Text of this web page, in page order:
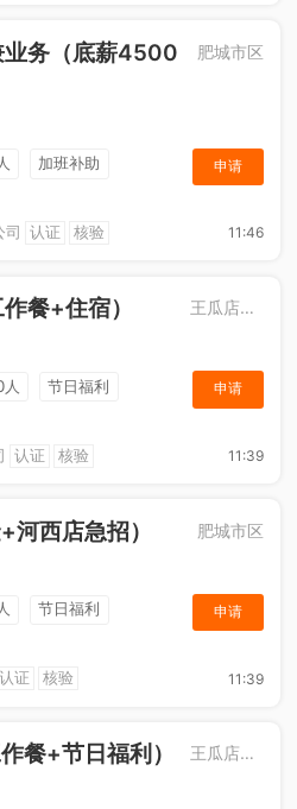
业务（底薪4500
肥城市区
加班补助
申请
司 认证 核验 11:46
餐+住宿） 王瓜店街道
节日福利
申请
认证 核验 11:39
河西店急招） 肥城市区
节日福利
申请
认证 核验 11:39
餐+节日福利） 王瓜店街道